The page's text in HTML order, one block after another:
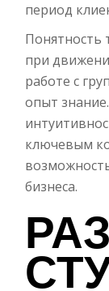
период
Понятность
при
работе с
опыт
ключевым
бизнеса.